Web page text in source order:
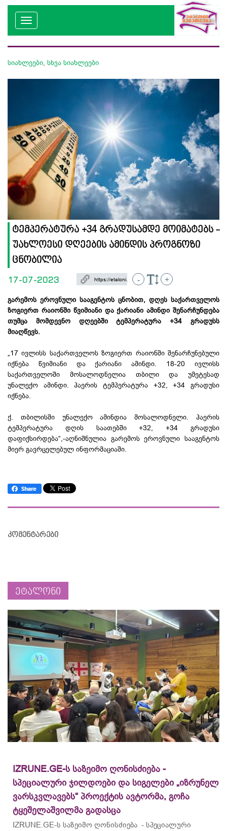
სიახლეები სხვა სიახლეები
ტემპერატურა +34 გრადუსამდე მოიმატებს -
უახლოესი დღეების ამინდის პროგნოზი
ცნობილია
17-07-2023 - +
გარემოს ეროვნული სააგენტოს ცნობით, დღეს საქართველოს
ზოგიერთ რაიონში წვიმიანი და ქარიანი ამინდი შენარჩუნდება
თუმცა მომდევნო დღეებში ტემპერატურა +34 გრადუსს
მიაღწევს.
„17 ივლისს საქართველოს ზოგიერთ რაიონში შენარჩუნებული
იქნება წვიმიანი და ქარიანი ამინდი. 18-20 ივლისს
საქართველოში მოსალოდნელია თბილი და უმეტესად
უნალექო ამინდი. ჰაერის ტემპერატურა +32, +34 გრადუსი
იქნება.
ქ. თბილისში უნალექო ამინდია მოსალოდნელი. ჰაერის
ტემპერატურა დღის საათებში +32, +34 გრადუსი
დაფიქსირდება“,-აღნიშნულია გარემოს ეროვნული სააგენტოს
მიერ გავრცელებულ ინფორმაციაში.
კომენტარები
ეტალონი
IZRUNE.GE-ს საზეიმო ღონისძიება -
სპეციალური ჯილდოები და სიგელები „იზრუნელ
ვარსკვლავებს“ პროექტის ავტორმა, გოჩა
ტყეშელაშვილმა გადასცა
IZRUNE.GE-ს საზეიმო ღონისძიება - სპეციალური